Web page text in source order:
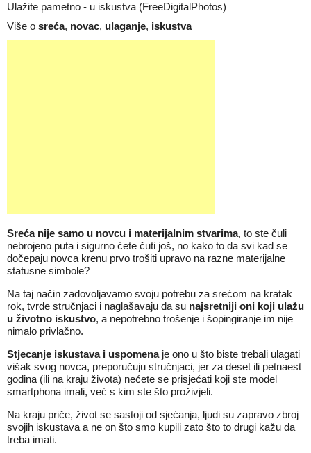
Ulažite pametno - u iskustva (FreeDigitalPhotos)
Više o sreća, novac, ulaganje, iskustva
Sreća nije samo u novcu i materijalnim stvarima, to ste čuli
nebrojeno puta i sigurno ćete čuti još, no kako to da svi kad se
dočepaju novca krenu prvo trošiti upravo na razne materijalne
statusne simbole?
Na taj način zadovoljavamo svoju potrebu za srećom na kratak
rok, tvrde stručnjaci i naglašavaju da su najsretniji oni koji ulažu
u životno iskustvo, a nepotrebno trošenje i šopingiranje im nije
nimalo privlačno.
Stjecanje iskustava i uspomenaje ono u što biste trebali ulagati
višak svog novca, preporučuju stručnjaci, jer za deset ili petnaest
godina (ili na kraju života) nećete se prisjećati koji ste model
smartphona imali, već s kim ste što proživjeli.
Na kraju priče, život se sastoji od sjećanja, ljudi su zapravo zbroj
svojih iskustava a ne on što smo kupili zato što to drugi kažu da
treba imati.